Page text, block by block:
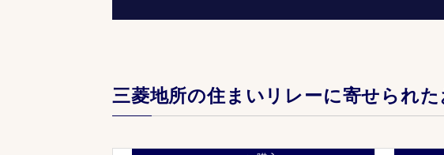
三菱地所の住まいリレーに寄せられ